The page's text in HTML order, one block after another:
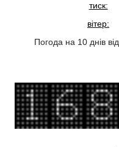
тиск:
вітер:
Погода на 10 днів від